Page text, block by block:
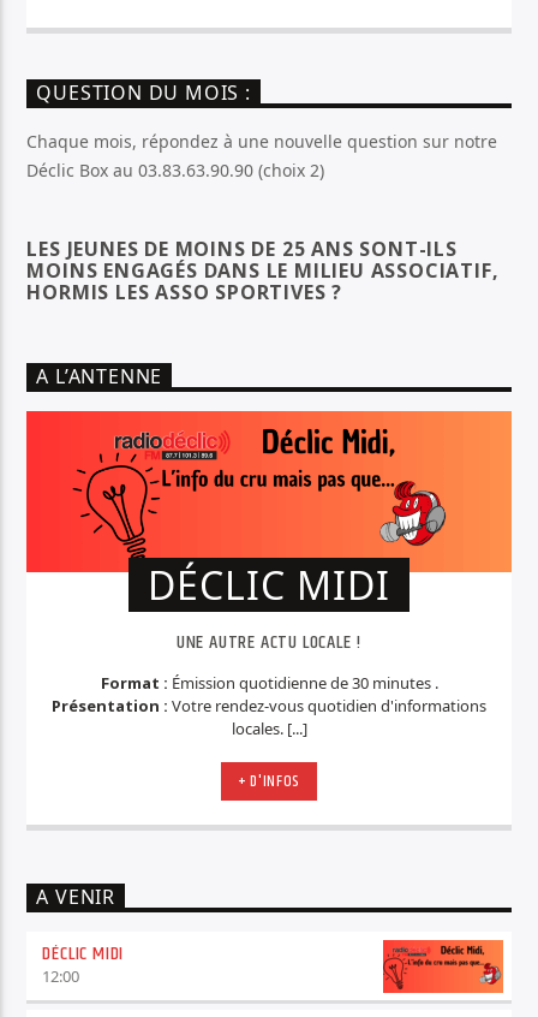
QUESTION DU MOIS :
Chaque mois, répondez à une nouvelle question sur notre
Déclic Box au 03.83.63.90.90 (choix 2)
LES JEUNES DE MOINS DE 25 ANS SONT-ILS
MOINS ENGAGÉS DANS LE MILIEU ASSOCIATIF,
HORMIS LES ASSO SPORTIVES ?
A L’ANTENNE
DÉCLIC MIDI
UNE AUTRE ACTU LOCALE !
Format : Émission quotidienne de 30 minutes .
Présentation : Votre rendez-vous quotidien d'informations
locales. [...]
+ D'INFOS
A VENIR
DÉCLIC MIDI
12:00